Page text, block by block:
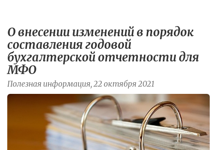
О внесении изменений в порядок
составления годовой
бухгалтерской отчетности для
МФО
Полезная информация, 22 октября 2021